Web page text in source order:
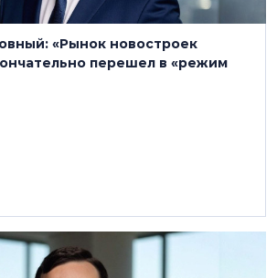
«Рынок новостроек
перешел в «режим